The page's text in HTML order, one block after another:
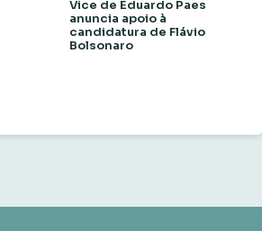
Vice de Eduardo Paes
anuncia apoio à
candidatura de Flávio
Bolsonaro